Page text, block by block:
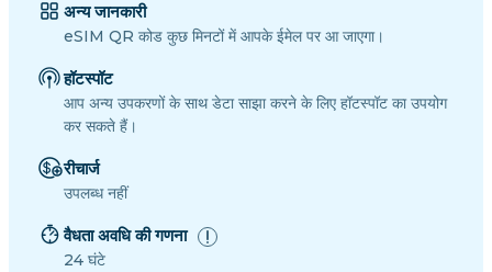
अन्य जानकारी
eSIM QR कोड कुछ मिनटों में आपके ईमेल पर आ जाएगा।
हॉटस्पॉट
आप अन्य उपकरणों के साथ डेटा साझा करने के लिए हॉटस्पॉट का उपयोग
कर सकते हैं।
रीचार्ज
उपलब्ध नहीं
वैधता अवधि की गणना
24 घंटे